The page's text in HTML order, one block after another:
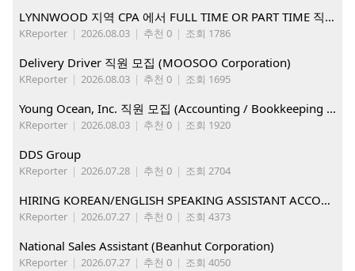
LYNNWOOD 지역 CPA 에서 FULL TIME OR PART TIME 직원을 찾습니다
KReporter | 2026.08.03 | 추천 0 | 조회 1786
Delivery Driver 직원 모집 (MOOSOO Corporation)
KReporter | 2026.08.03 | 추천 0 | 조회 1695
Young Ocean, Inc. 직원 모집 (Accounting / Bookkeeping 분야)
KReporter | 2026.08.03 | 추천 0 | 조회 1920
DDS Group
KReporter | 2026.07.28 | 추천 0 | 조회 2704
HIRING KOREAN/ENGLISH SPEAKING ASSISTANT ACCOUNT MANAGER
KReporter | 2026.07.27 | 추천 0 | 조회 4373
National Sales Assistant (Beanhut Corporation)
KReporter | 2026.07.27 | 추천 0 | 조회 4050